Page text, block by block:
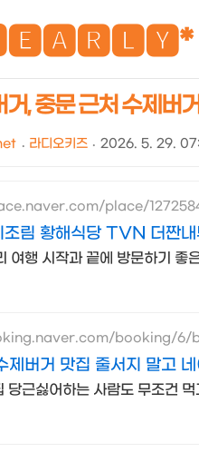
, 중문 근처 수제버
라디오키즈 2026. 5. 29.
place/
조림 황해식당 TVN 더짠
여행 시작과 끝에 방문하기 좋
booking/6/
제버거 맛집 줄서지 말고
당근싫어하는 사람도 무조건